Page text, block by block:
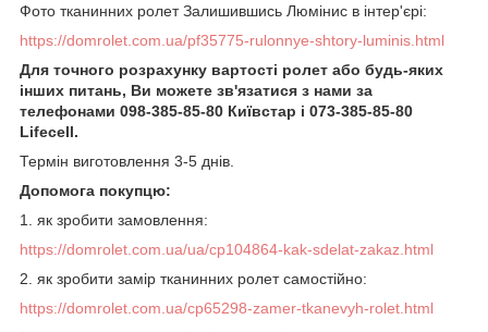
Фото тканинних ролет Залишившись Люмінис в інтер'єрі:
https://domrolet.com.ua/pf35775-rulonnye-shtory-luminis.html
Для точного розрахунку вартості ролет або будь-яких
інших питань, Ви можете зв'язатися з нами за
телефонами 098-385-85-80 Київстар і 073-385-85-80
Lifecell.
Термін виготовлення 3-5 днів.
Допомога покупцю:
1.
як зробити замовлення:
https://domrolet.com.ua/ua/cp104864-kak-sdelat-zakaz.html
2. як зробити замір тканинних ролет самостійно:
https://domrolet.com.ua/cp65298-zamer-tkanevyh-rolet.html